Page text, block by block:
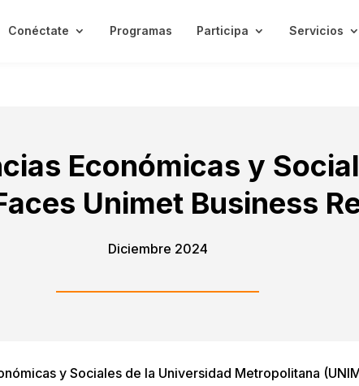
Conéctate Programas Participa Servicios
Económicas y
Unimet Business
Diciembre 2024
y Sociales de la Universidad Metropolitana